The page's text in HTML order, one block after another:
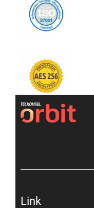
Link